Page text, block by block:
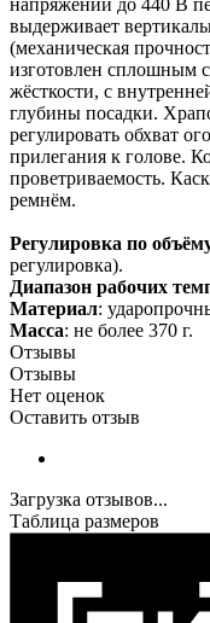
выдерживает
(механическая
изготовлен сплошным
жёсткости, с
глубины посадки.
регулировать обхват
прилегания к голове.
проветриваемость.
ремнём.
Регулировка по
регулировка).
Диапазон рабочих
Материал:
Масса: не более 370 г.
Отзывы
Отзывы
Нет оценок
Оставить отзыв
Загрузка отзывов...
Таблица размеров